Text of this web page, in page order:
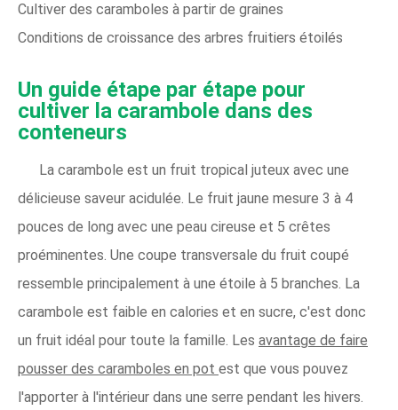
Cultiver des caramboles à partir de graines
Conditions de croissance des arbres fruitiers étoilés
Un guide étape par étape pour
cultiver la carambole dans des
conteneurs
La carambole est un fruit tropical juteux avec une
délicieuse saveur acidulée. Le fruit jaune mesure 3 à 4
pouces de long avec une peau cireuse et 5 crêtes
proéminentes. Une coupe transversale du fruit coupé
ressemble principalement à une étoile à 5 branches. La
carambole est faible en calories et en sucre, c'est donc
un fruit idéal pour toute la famille. Les avantage de faire
pousser des caramboles en pot est que vous pouvez
l'apporter à l'intérieur dans une serre pendant les hivers.